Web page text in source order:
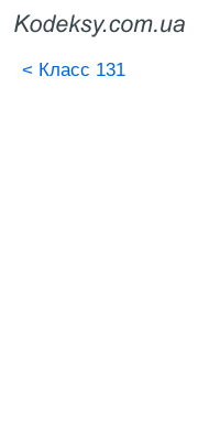
< Класс 131